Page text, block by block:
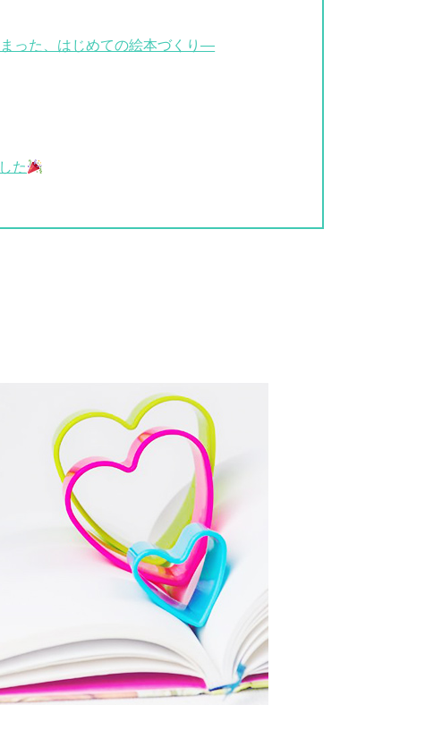
った、はじめての絵本づくり―
た